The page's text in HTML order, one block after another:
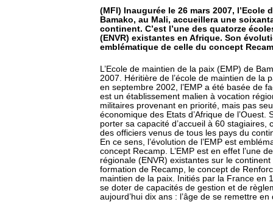
(MFI) Inaugurée le 26 mars 2007, l’Ecole
Bamako, au Mali, accueillera une
continent. C’est l’une des quatorze
(ENVR) existantes en Afrique. Son
emblématique de celle du concept
L’Ecole de maintien de la paix (EMP) de
2007. Héritière de l’école de maintien de la
en septembre 2002, l’EMP a été basée de
est un établissement malien à vocation
militaires provenant en priorité, mais pas
économique des Etats d’Afrique de
porter sa capacité d’accueil à 60 stagiaires,
des officiers venus de tous les pays du
En ce sens, l’évolution de l’EMP est
concept Recamp. L’EMP est en effet l’une
régionale (ENVR) existantes sur le
formation de Recamp, le concept de
maintien de la paix. Initiés par la France en
se doter de capacités de gestion et de
aujourd’hui dix ans : l’âge de se remettre en